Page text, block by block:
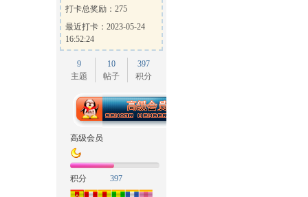
打卡总奖励：275
最近打卡：2023-05-24
16:52:24
9
主题
10
帖子
397
积分
高级会员
积分 397